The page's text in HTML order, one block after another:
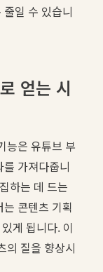
일 수 있습니
얻는 시
능은 유튜브 부
가져다줍니
하는 데 드는
콘텐츠 기획
게 됩니다. 이
의 질을 향상시